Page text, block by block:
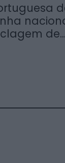
de...